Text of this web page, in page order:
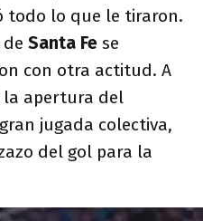
todo lo que le tiraron.
Santa Fe se
con otra actitud. A
apertura del
jugada colectiva,
del gol para la